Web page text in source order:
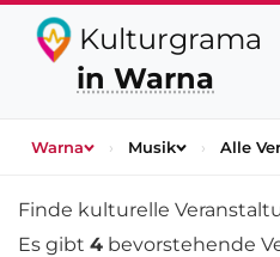
Kulturgrama
in Warna
Warna › Musik › Alle
Finde kulturelle
Es gibt 4 bevorstehende